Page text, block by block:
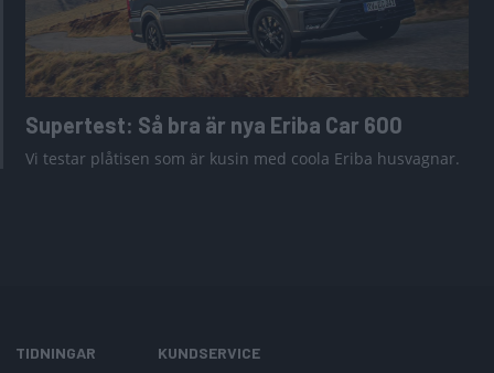
Supertest: Så bra är nya Eriba Car 600
Vi testar plåtisen som är kusin med coola Eriba husvagnar.
TIDNINGAR KUNDSERVICE